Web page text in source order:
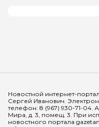
Новостной интернет-
Сергей Иванович.
телефон: 8 (967) 930-71-04.
Мира, д. 3, помещ. 3. При
новостного портала